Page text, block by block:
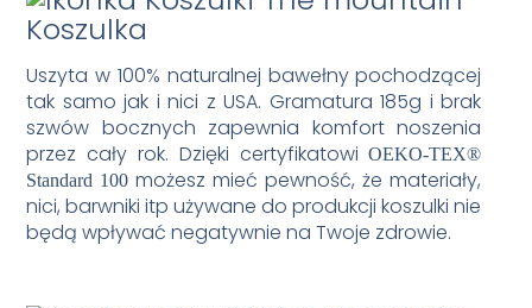
Koszulka
Uszyta w 100% naturalnej bawełny pochodzącej
tak samo jak i nici z USA. Gramatura 185g i brak
szwów bocznych zapewnia komfort noszenia
przez cały rok. Dzięki certyfikatowiOEKO-TEX®
Standard 100możesz mieć pewność, że materiały,
nici, barwniki itp używane do produkcji koszulki nie
będą wpływać negatywnie na Twoje zdrowie.